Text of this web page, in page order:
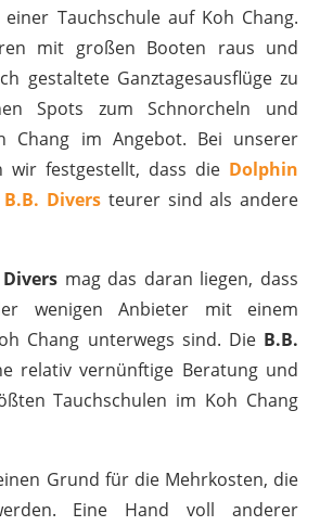
Tauchschule auf Koh Chang.
mit großen Booten raus und
gestaltete Ganztagesausflüge zu
Spots zum Schnorcheln und
Chang im Angebot. Bei unserer
wir festgestellt, dass die Dolphin
B.B. Divers teurer sind als andere
mag das daran liegen, dass
wenigen Anbieter mit einem
Chang unterwegs sind. Die B.B.
relativ vernünftige Beratung und
Tauchschulen im Koh Chang
Grund für die Mehrkosten, die
Eine Hand voll anderer